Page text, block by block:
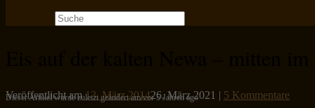
Suche
nach:
Veröffentlicht am13. März 201426. März 2021 | 5 Kommentare
Dieser Artikel wurde zuletzt geändert am/vor 5 Jahren ago